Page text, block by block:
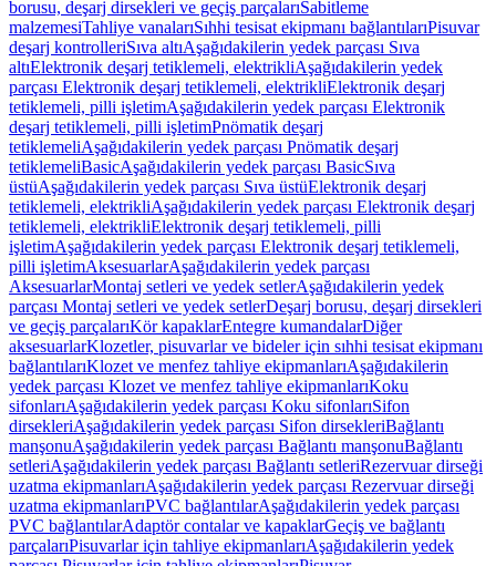
borusu, deşarj dirsekleri ve geçiş parçalarıSabitleme
malzemesiTahliye vanalarıSıhhi tesisat ekipmanı bağlantılarıPisuvar
deşarj kontrolleriSıva altıAşağıdakilerin yedek parçası Sıva
altıElektronik deşarj tetiklemeli, elektrikliAşağıdakilerin yedek
parçası Elektronik deşarj tetiklemeli, elektrikliElektronik deşarj
tetiklemeli, pilli işletimAşağıdakilerin yedek parçası Elektronik
deşarj tetiklemeli, pilli işletimPnömatik deşarj
tetiklemeliAşağıdakilerin yedek parçası Pnömatik deşarj
tetiklemeliBasicAşağıdakilerin yedek parçası BasicSıva
üstüAşağıdakilerin yedek parçası Sıva üstüElektronik deşarj
tetiklemeli, elektrikliAşağıdakilerin yedek parçası Elektronik deşarj
tetiklemeli, elektrikliElektronik deşarj tetiklemeli, pilli
işletimAşağıdakilerin yedek parçası Elektronik deşarj tetiklemeli,
pilli işletimAksesuarlarAşağıdakilerin yedek parçası
AksesuarlarMontaj setleri ve yedek setlerAşağıdakilerin yedek
parçası Montaj setleri ve yedek setlerDeşarj borusu, deşarj dirsekleri
ve geçiş parçalarıKör kapaklarEntegre kumandalarDiğer
aksesuarlarKlozetler, pisuvarlar ve bideler için sıhhi tesisat ekipmanı
bağlantılarıKlozet ve menfez tahliye ekipmanlarıAşağıdakilerin
yedek parçası Klozet ve menfez tahliye ekipmanlarıKoku
sifonlarıAşağıdakilerin yedek parçası Koku sifonlarıSifon
dirsekleriAşağıdakilerin yedek parçası Sifon dirsekleriBağlantı
manşonuAşağıdakilerin yedek parçası Bağlantı manşonuBağlantı
setleriAşağıdakilerin yedek parçası Bağlantı setleriRezervuar dirseği
uzatma ekipmanlarıAşağıdakilerin yedek parçası Rezervuar dirseği
uzatma ekipmanlarıPVC bağlantılarAşağıdakilerin yedek parçası
PVC bağlantılarAdaptör contalar ve kapaklarGeçiş ve bağlantı
parçalarıPisuvarlar için tahliye ekipmanlarıAşağıdakilerin yedek